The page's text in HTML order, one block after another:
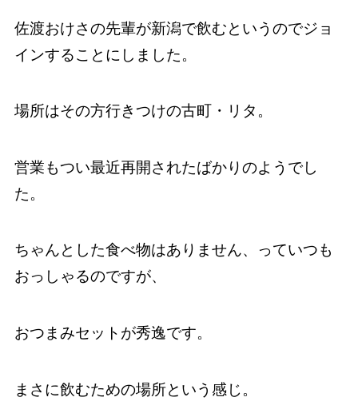
佐渡おけさの先輩が新潟で飲むというのでジョ
インすることにしました。
場所はその方行きつけの古町・リタ。
営業もつい最近再開されたばかりのようでし
た。
ちゃんとした食べ物はありません、っていつも
おっしゃるのですが、
おつまみセットが秀逸です。
まさに飲むための場所という感じ。